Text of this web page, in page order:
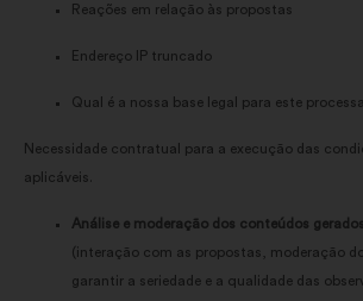
Reações em relação às propostas
Endereço IP truncado
Qual é a nossa base legal para este
Necessidade contratual para a execução das
aplicáveis.
Análise e moderação dos conteúdos
(interação com as propostas, moderação
garantir a seriedade e a qualidade das